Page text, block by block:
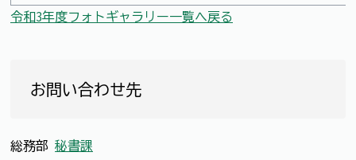
令和3年度フォトギャラリー一覧へ戻る
お問い合わせ先
総務部 秘書課